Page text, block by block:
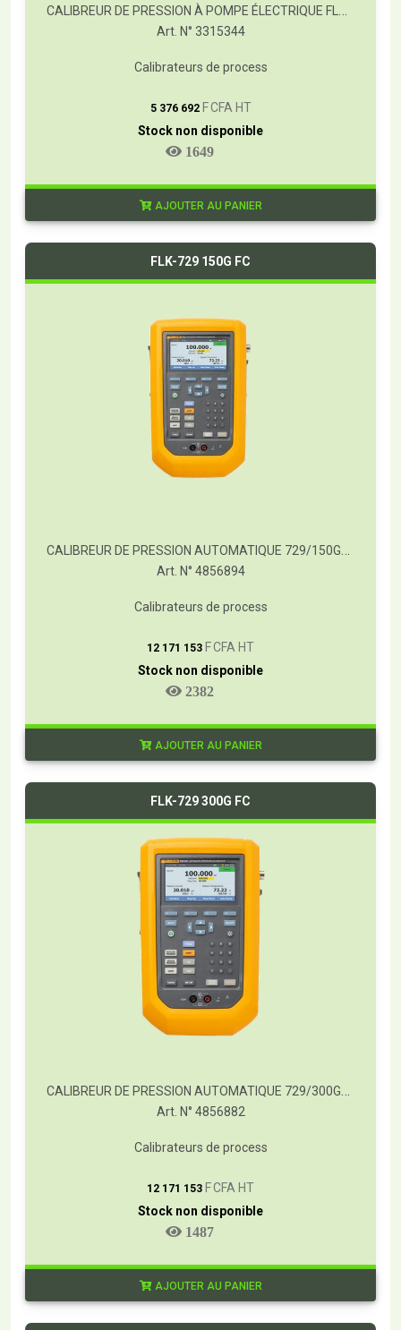
CALIBREUR DE PRESSION À POMPE ÉLECTRIQUE FLUKE-719 100G
Art. N° 3315344
Calibrateurs de process
5 376 692 F CFA HT
Stock non disponible
1649
AJOUTER AU PANIER
FLK-729 150G FC
CALIBREUR DE PRESSION AUTOMATIQUE 729/150G/FC
Art. N° 4856894
Calibrateurs de process
12 171 153 F CFA HT
Stock non disponible
2382
AJOUTER AU PANIER
FLK-729 300G FC
CALIBREUR DE PRESSION AUTOMATIQUE 729/300G/FC
Art. N° 4856882
Calibrateurs de process
12 171 153 F CFA HT
Stock non disponible
1487
AJOUTER AU PANIER